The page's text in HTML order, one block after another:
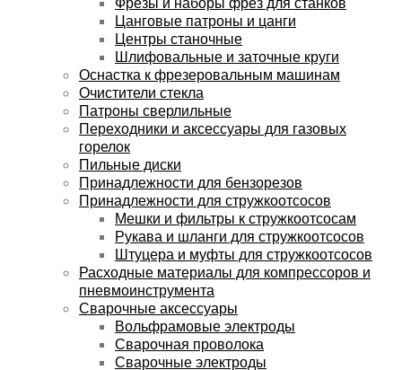
Цанговые патроны и цанги
Центры станочные
Шлифовальные и заточные круги
Оснастка к фрезеровальным машинам
Очистители стекла
Патроны сверлильные
Переходники и аксессуары для газовых
горелок
Пильные диски
Принадлежности для бензорезов
Принадлежности для стружкоотсосов
Мешки и фильтры к стружкоотсосам
Рукава и шланги для стружкоотсосов
Штуцера и муфты для стружкоотсосов
Расходные материалы для компрессоров и
пневмоинструмента
Сварочные аксессуары
Вольфрамовые электроды
Сварочная проволока
Сварочные электроды